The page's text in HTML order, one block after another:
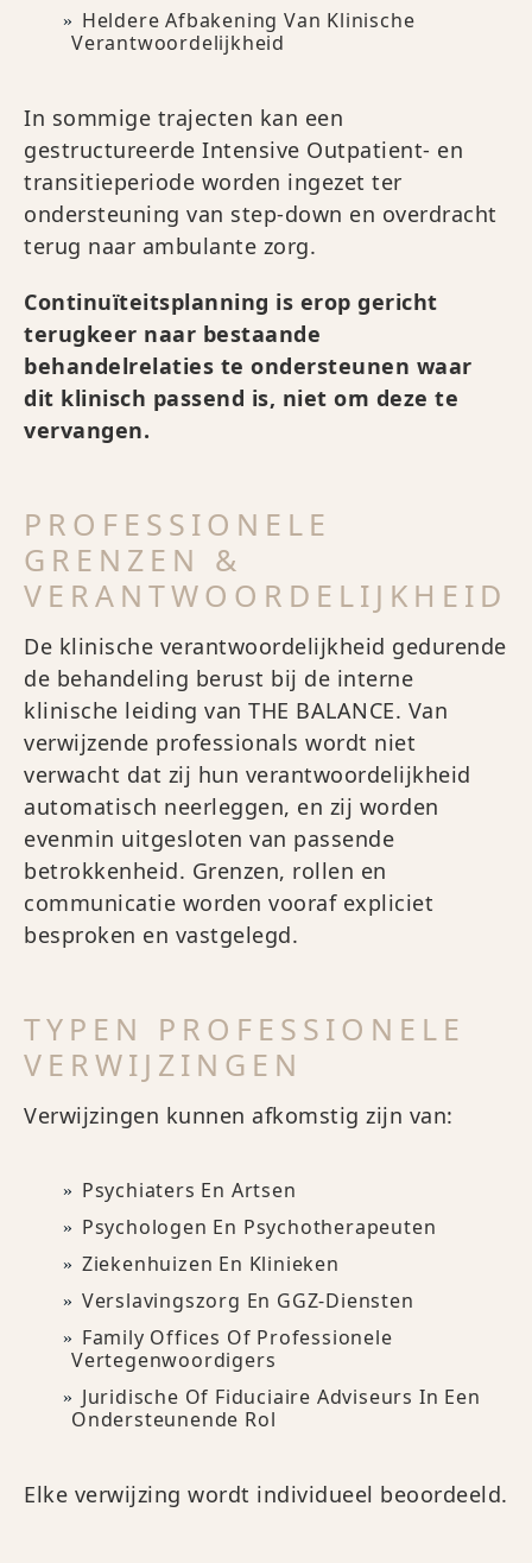
Heldere Afbakening Van Klinische
Verantwoordelijkheid
In sommige trajecten kan een
gestructureerde Intensive Outpatient- en
transitieperiode worden ingezet ter
ondersteuning van step-down en overdracht
terug naar ambulante zorg.
Continuïteitsplanning is erop gericht
terugkeer naar bestaande
behandelrelaties te ondersteunen waar
dit klinisch passend is, niet om deze te
vervangen.
PROFESSIONELE
GRENZEN &
VERANTWOORDELIJKHEID
De klinische verantwoordelijkheid gedurende
de behandeling berust bij de interne
klinische leiding van THE BALANCE. Van
verwijzende professionals wordt niet
verwacht dat zij hun verantwoordelijkheid
automatisch neerleggen, en zij worden
evenmin uitgesloten van passende
betrokkenheid. Grenzen, rollen en
communicatie worden vooraf expliciet
besproken en vastgelegd.
TYPEN PROFESSIONELE
VERWIJZINGEN
Verwijzingen kunnen afkomstig zijn van:
Psychiaters En Artsen
Psychologen En Psychotherapeuten
Ziekenhuizen En Klinieken
Verslavingszorg En GGZ-Diensten
Family Offices Of Professionele
Vertegenwoordigers
Juridische Of Fiduciaire Adviseurs In Een
Ondersteunende Rol
Elke verwijzing wordt individueel beoordeeld.